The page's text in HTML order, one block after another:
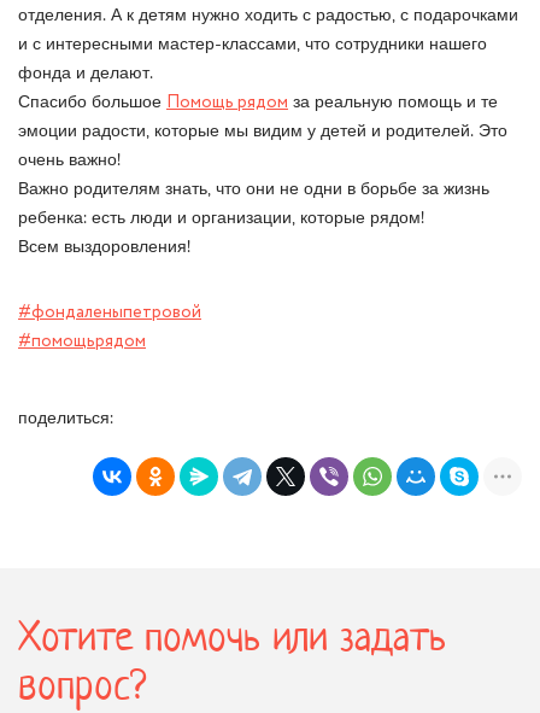
отделения. А к детям нужно ходить с радостью, с подарочками
и с интересными мастер-классами, что сотрудники нашего
фонда и делают.
Спасибо большое Помощь рядом за реальную помощь и те
эмоции радости, которые мы видим у детей и родителей. Это
очень важно!
Важно родителям знать, что они не одни в борьбе за жизнь
ребенка: есть люди и организации, которые рядом!
Всем выздоровления!
#фондаленыпетровой
#помощьрядом
поделиться:
Хотите помочь или задать
вопрос?